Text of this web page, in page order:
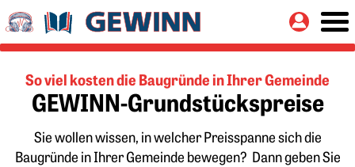
Springe zu:
Hauptinhalt
So viel kosten die Baugründe in Ihrer Gemeinde
GEWINN-Grundstückspreise
Sie wollen wissen, in welcher Preisspanne sich die
Baugründe in Ihrer Gemeinde bewegen? Dann geben Sie